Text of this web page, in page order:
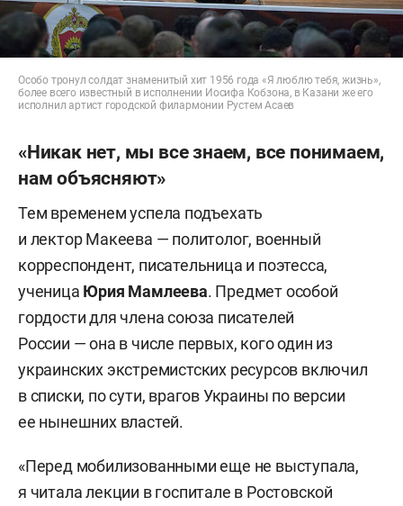
Особо тронул солдат знаменитый хит 1956 года «Я люблю тебя, жизнь»,
более всего известный в исполнении Иосифа Кобзона, в Казани же его
исполнил артист городской филармонии Рустем Асаев
«Никак нет, мы все знаем, все понимаем,
нам объясняют»
Тем временем успела подъехать
и лектор Макеева — политолог, военный
корреспондент, писательница и поэтесса,
ученица Юрия Мамлеева. Предмет особой
гордости для члена союза писателей
России — она в числе первых, кого один из
украинских экстремистских ресурсов включил
в списки, по сути, врагов Украины по версии
ее нынешних властей.
«Перед мобилизованными еще не выступала,
я читала лекции в госпитале в Ростовской